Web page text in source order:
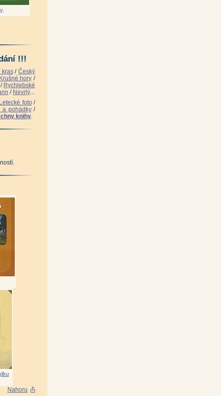
Pavel Suček, Otfried Wagenbreth)
|
|
Balík)
Müller)
Jaroslav Vogeltanz)
Müller)
.
!!!
kras/ Český
Krušné hory /
/ Rychlebské
/ Nevrlý...
Letecké foto/
a pohádky/
knihy.
Nahoru